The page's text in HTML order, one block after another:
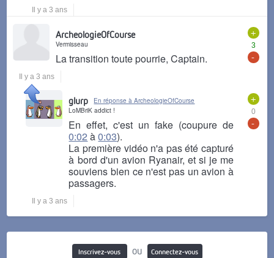
Il y a 3 ans
+
3
-
ArcheologieOfCourse
Vermisseau
La transition toute pourrie, Captain.
Il y a 3 ans
+
0
-
glurp
En réponse à ArcheologieOfCourse
LoMBriK addict !
En effet, c'est un fake (coupure de
0:02 à0:03).
La première vidéo n'a pas été capturé
à bord d'un avion Ryanair, et si je me
souviens bien ce n'est pas un avion à
passagers.
Il y a 3 ans
Inscrivez-vous ou
Connectez-vous